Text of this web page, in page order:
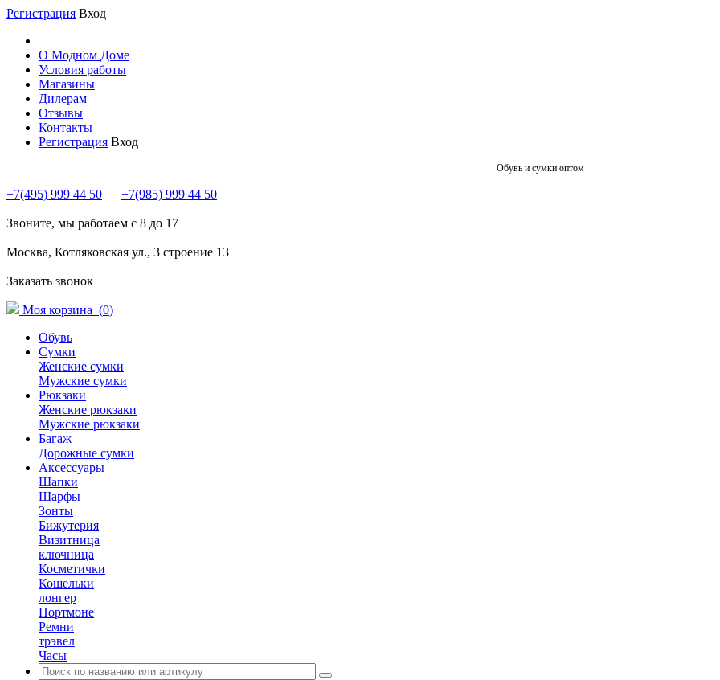
Регистрация Вход
О Модном Доме
Условия работы
Магазины
Дилерам
Отзывы
Контакты
Регистрация Вход
Обувь и сумки оптом
+7(495) 999 44 50 +7(985) 999 44 50
Звоните, мы работаем с 8 до 17
Москва, Котляковская ул., 3 строение 13
Заказать звонок
Моя корзина (0)
Обувь
Сумки
Женские сумки
Мужские сумки
Рюкзаки
Женские рюкзаки
Мужские рюкзаки
Багаж
Дорожные сумки
Аксессуары
Шапки
Шарфы
Зонты
Бижутерия
Визитница
ключница
Косметички
Кошельки
лонгер
Портмоне
Ремни
трэвел
Часы